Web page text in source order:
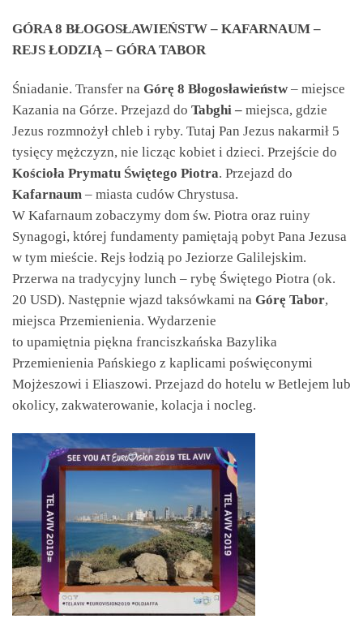
GÓRA 8 BŁOGOSŁAWIEŃSTW – KAFARNAUM –
REJS ŁODZIĄ – GÓRA TABOR
Śniadanie. Transfer na Górę 8 Błogosławieństw – miejsce
Kazania na Górze. Przejazd do Tabghi – miejsca, gdzie
Jezus rozmnożył chleb i ryby. Tutaj Pan Jezus nakarmił 5
tysięcy mężczyzn, nie licząc kobiet i dzieci. Przejście do
Kościoła Prymatu Świętego Piotra. Przejazd do
Kafarnaum – miasta cudów Chrystusa.
W Kafarnaum zobaczymy dom św. Piotra oraz ruiny
Synagogi, której fundamenty pamiętają pobyt Pana Jezusa
w tym mieście. Rejs łodzią po Jeziorze Galilejskim.
Przerwa na tradycyjny lunch – rybę Świętego Piotra (ok.
20 USD). Następnie wjazd taksówkami na Górę Tabor,
miejsca Przemienienia. Wydarzenie
to upamiętnia piękna franciszkańska Bazylika
Przemienienia Pańskiego z kaplicami poświęconymi
Mojżeszowi i Eliaszowi. Przejazd do hotelu w Betlejem lub
okolicy, zakwaterowanie, kolacja i nocleg.